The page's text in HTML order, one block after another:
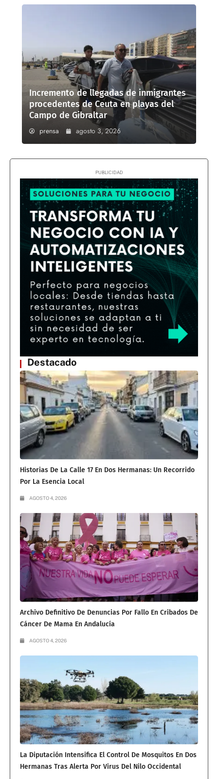
Incremento de llegadas de inmigrantes
procedentes de Ceuta en playas del
Campo de Gibraltar
prensa agosto 3, 2026
Destacado
Historias De La Calle 17 En Dos Hermanas: Un Recorrido
Por La Esencia Local
AGOSTO 4, 2026
Archivo Definitivo De Denuncias Por Fallo En Cribados De
Cáncer De Mama En Andalucía
AGOSTO 4, 2026
La Diputación Intensifica El Control De Mosquitos En Dos
Hermanas Tras Alerta Por Virus Del Nilo Occidental